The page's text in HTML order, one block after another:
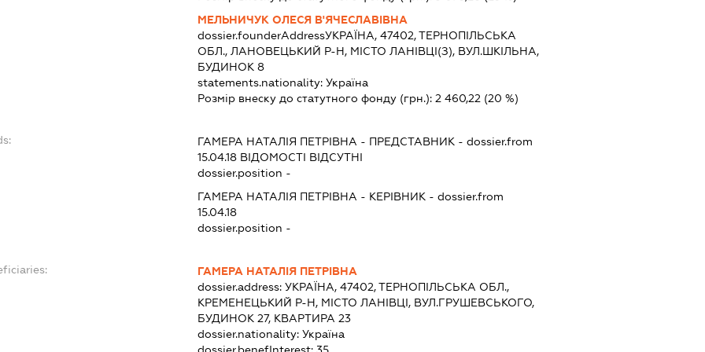
МЕЛЬНИЧУК ОЛЕСЯ В'ЯЧЕСЛАВІВНА
dossier.founderAddressУКРАЇНА, 47402, ТЕРНОПІЛЬСЬКА
ОБЛ., ЛАНОВЕЦЬКИЙ Р-Н, МІСТО ЛАНІВЦІ(З), ВУЛ.ШКІЛЬНА,
БУДИНОК 8
statements.nationality:Україна
Розмір внеску до статутного фонду (грн.):2 460,22 (20 %)
ГАМЕРА НАТАЛІЯ ПЕТРІВНА - ПРЕДСТАВНИК - dossier.from
15.04.18 ВІДОМОСТІ ВІДСУТНІ
dossier.position -
ГАМЕРА НАТАЛІЯ ПЕТРІВНА - КЕРІВНИК - dossier.from
15.04.18
dossier.position -
ГАМЕРА НАТАЛІЯ ПЕТРІВНА
dossier.address:УКРАЇНА, 47402, ТЕРНОПІЛЬСЬКА ОБЛ.,
КРЕМЕНЕЦЬКИЙ Р-Н, МІСТО ЛАНІВЦІ, ВУЛ.ГРУШЕВСЬКОГО,
БУДИНОК 27, КВАРТИРА 23
dossier.nationality:Україна